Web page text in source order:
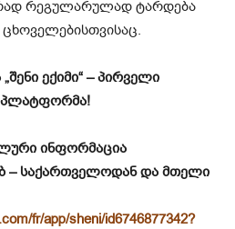
რეგულარულად ტარდება
ცხოველებისთვისაც.
ექიმი“ – პირველი
პლატფორმა!
ინფორმაცია
– საქართველოდან და მთელი
fr/app/sheni/id6746877342?